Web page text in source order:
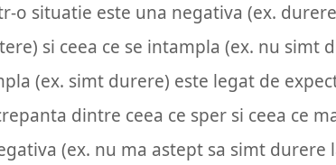
o situatie este una negativa (ex.
si ceea ce se intampla (ex. nu
(ex. simt durere) este legat de
dintre ceea ce sper si ceea ce
(ex. nu ma astept sa simt durere